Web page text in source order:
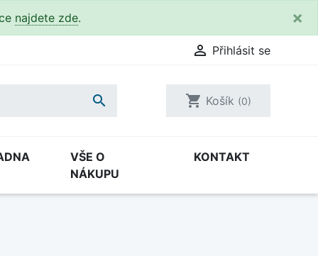
najdete zde. ×
 Přihlásit se
 shopping_cart Košík (0)
VŠE O
NÁKUPU
KONTAKT